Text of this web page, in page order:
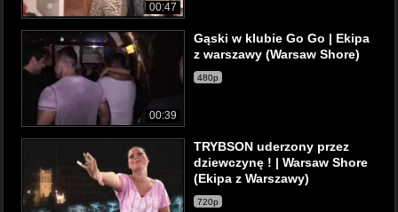
00:47
00:39
Gąski w klubie Go Go | Ekipa
z warszawy (Warsaw Shore)
480p
TRYBSON uderzony przez
dziewczynę ! | Warsaw Shore
(Ekipa z Warszawy)
720p